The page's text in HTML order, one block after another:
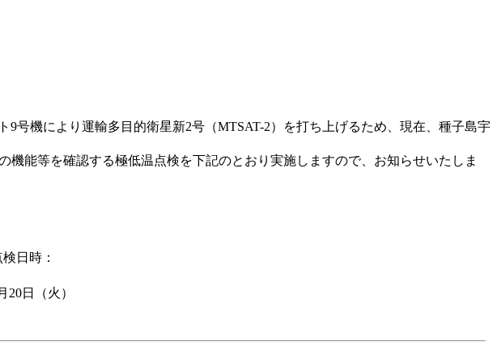
機により運輸多目的衛星新2号（MTSAT-2）を打ち上げるため、現在、種子島宇
能等を確認する極低温点検を下記のとおり実施しますので、お知らせいたしま
日時：
20日（火）